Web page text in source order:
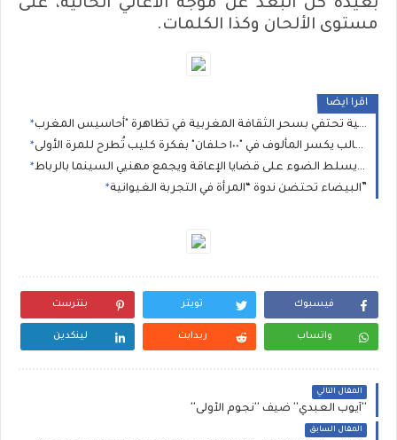
بعيدة كل البعد عن موجة الأغاني الحالية، على
مستوى الألحان وكذا الكلمات.
اقرا ايضا
سامر أبو طالب يكسر المألوف في "١٠٠ حلفان" بفكرة كليب تُطرح للمرة الأولى
الموعد”.. فيلم قصير يسلط الضوء على قضايا الإعاقة ويجمع مهنيي السينما بالرباط
البيضاء تحتضن ندوة “المرأة في التجربة الغيوانية”
فيسبوك تويتر بنترست
واتساب ريدايت لينكدين
المقال التالي
''أيوب العبدي'' ضيف ''نجوم الأولى''
المقال السابق